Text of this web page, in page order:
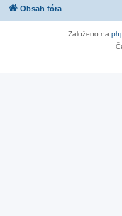
Obsah fóra
Založeno na